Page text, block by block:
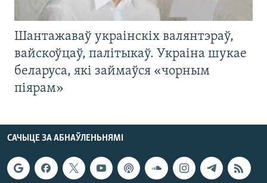
Шантажаваў украінскіх валянтэраў,
вайскоўцаў, палітыкаў. Украіна шукае
беларуса, які займаўся «чорным
піярам»
САЧЫЦЕ ЗА АБНАЎЛЕНЬНЯМІ